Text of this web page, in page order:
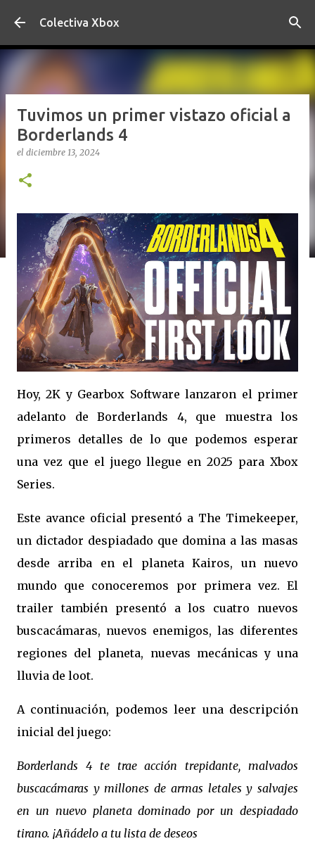
Ir al contenido principal
Colectiva Xbox
Tuvimos un primer vistazo oficial a
Borderlands 4
el diciembre 13, 2024
Hoy, 2K y Gearbox Software lanzaron el primer
adelanto de Borderlands 4, que muestra los
primeros detalles de lo que podemos esperar
una vez que el juego llegue en 2025 para Xbox
Series.
Este avance oficial presentó a The Timekeeper,
un dictador despiadado que domina a las masas
desde arriba en el planeta Kairos, un nuevo
mundo que conoceremos por primera vez. El
trailer también presentó a los cuatro nuevos
buscacámaras, nuevos enemigos, las diferentes
regiones del planeta, nuevas mecánicas y una
lluvia de loot.
A continuación, podemos leer una descripción
inicial del juego:
Borderlands 4 te trae acción trepidante, malvados
buscacámaras y millones de armas letales y salvajes
en un nuevo planeta dominado por un despiadado
tirano. ¡Añádelo a tu lista de deseos